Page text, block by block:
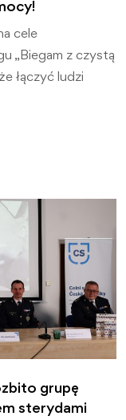
cele
„Biegam z czystą
łączyć ludzi
grupę
sterydami